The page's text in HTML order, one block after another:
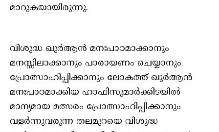
മാറുകയായിരുന്നു.
വിശുദ്ധ ഖുര്‍ആന്‍ മനഃപാഠമാക്കാനും
മനസ്സിലാക്കാനും പാരായണം ചെയ്യാനും
പ്രോത്സാഹിപ്പിക്കാനും ലോകത്ത് ഖുര്‍ആന്‍
മനഃപാഠമാക്കിയ ഹാഫിസുമാര്‍ക്കിടയില്‍
മാന്യമായ മത്സരം പ്രോത്സാഹിപ്പിക്കാനും
വളര്‍ന്നുവരുന്ന തലമുറയെ വിശുദ്ധ